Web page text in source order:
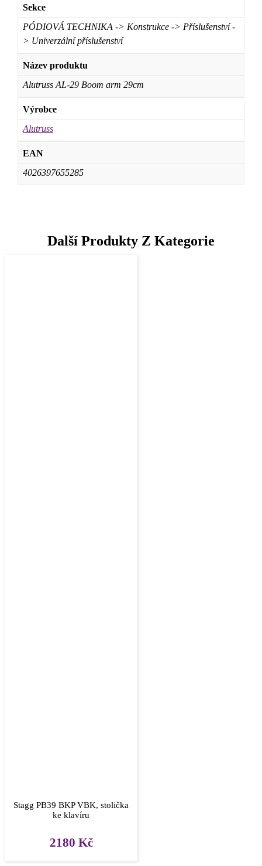
Sekce
PÓDIOVÁ TECHNIKA -> Konstrukce -> Příslušenství -
> Univerzální příslušenství
Název produktu
Alutruss AL-29 Boom arm 29cm
Výrobce
Alutruss
EAN
4026397655285
Další Produkty Z Kategorie
Stagg PB39 BKP VBK, stolička
ke klavíru
2180 Kč